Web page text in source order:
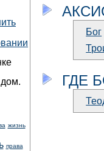
Бог
ГДЕ
жизнь
права